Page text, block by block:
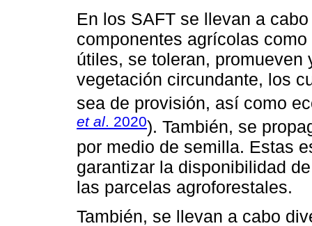
En los SAFT se llevan a
componentes agrícolas
útiles, se toleran,
vegetación circundante, los
sea de provisión, así como
et al. 2020). También, se
por medio de semilla. Estas
garantizar la disponibilidad
las parcelas agroforestales.
También, se llevan a cabo